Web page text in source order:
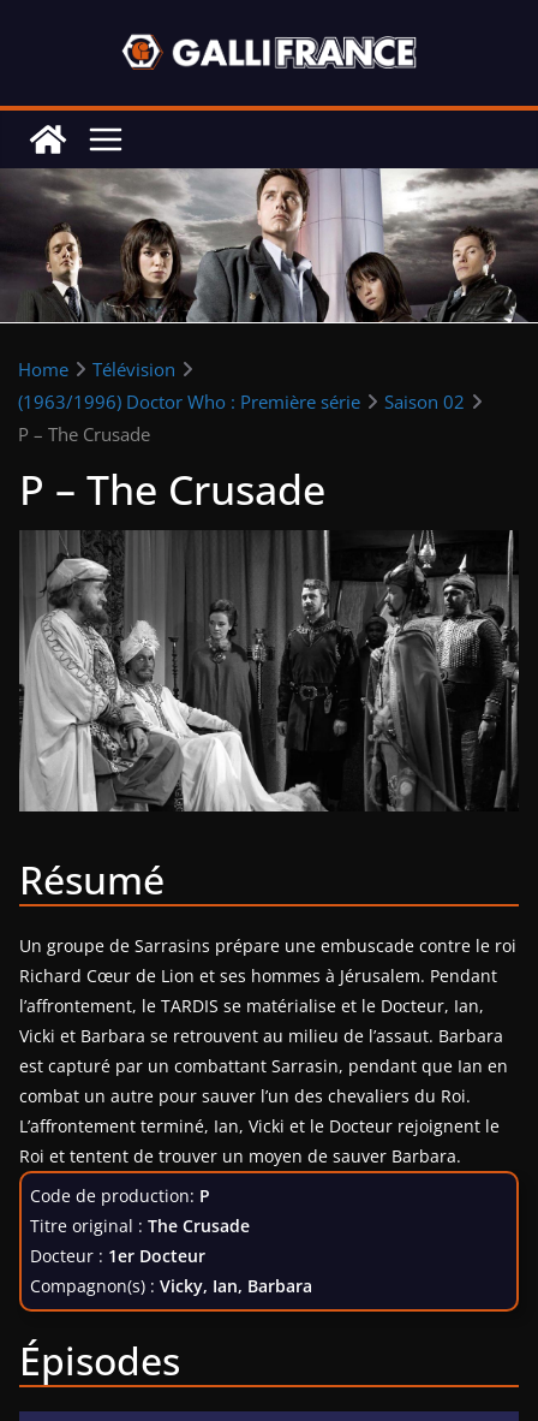
Home
Télévision
(1963/1996) Doctor Who : Première série
Saison 02
P – The Crusade
P – The Crusade
Résumé
Un groupe de Sarrasins prépare une embuscade contre le roi
Richard Cœur de Lion et ses hommes à Jérusalem. Pendant
l’affrontement, le TARDIS se matérialise et le Docteur, Ian,
Vicki et Barbara se retrouvent au milieu de l’assaut. Barbara
est capturé par un combattant Sarrasin, pendant que Ian en
combat un autre pour sauver l’un des chevaliers du Roi.
L’affrontement terminé, Ian, Vicki et le Docteur rejoignent le
Roi et tentent de trouver un moyen de sauver Barbara.
Code de production: P
Titre original : The Crusade
Docteur : 1er Docteur
Compagnon(s) : Vicky, Ian, Barbara
Épisodes